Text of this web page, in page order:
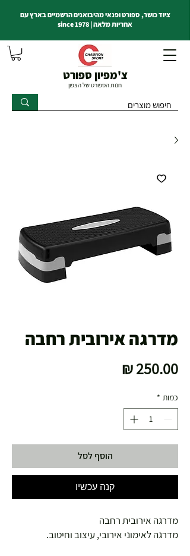
צ'מפיון ספורט
חנות הספורט של הצפון
ציוד כושר, ספורט ופנאי מהיבואנים הרשמיים בארץ עם
אחריות מלאה | since 1978
מדרגה אירובית רחבה
כמות *
הוסף לסל
קנה עכשיו
מדרגה אירובית רחבה
מדרגה לאימוני אירובי, עיצוב וחיטוב.